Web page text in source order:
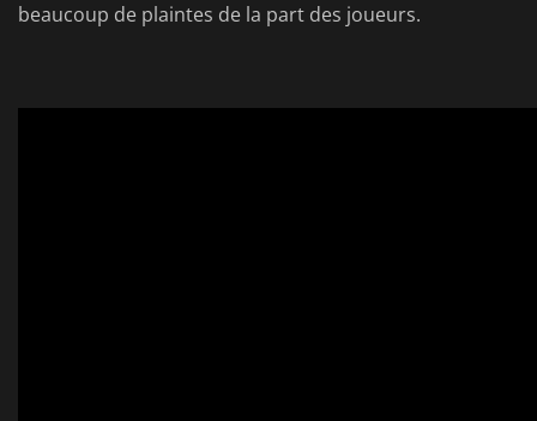
beaucoup de plaintes de la part des joueurs.